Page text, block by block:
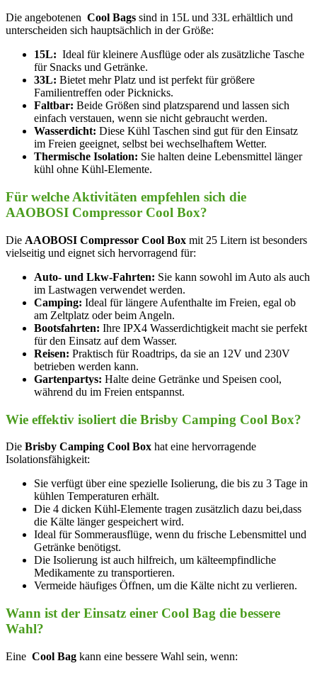
Die angebotenen ‌ Cool Bags sind ⁤in 15L ⁢und 33L erhältlich ⁢und
unterscheiden sich hauptsächlich in der Größe:
15L: ​ Ideal für kleinere Ausflüge oder als‌ zusätzliche Tasche
für Snacks und Getränke.
33L: Bietet​ mehr Platz und ist perfekt für⁤ größere
Familientreffen oder​ Picknicks.
Faltbar: Beide Größen sind platzsparend und lassen sich
einfach‍ verstauen, wenn sie nicht gebraucht werden.
Wasserdicht: Diese‍ Kühl Taschen sind gut ‍für den Einsatz
im Freien geeignet, selbst⁤ bei ⁤wechselhaftem Wetter.
Thermische Isolation: Sie halten deine Lebensmittel länger
kühl ohne​ Kühl-Elemente.
Für welche Aktivitäten empfehlen sich die
AAOBOSI Compressor Cool Box?
Die AAOBOSI‌ Compressor Cool ‌Box mit⁤ 25 Litern ist besonders
vielseitig und eignet sich hervorragend für:
Auto- und⁤ Lkw-Fahrten: Sie kann sowohl im Auto als auch
im Lastwagen ‌verwendet werden.
Camping: Ideal für längere‍ Aufenthalte‌ im Freien, egal ob
am ‍Zeltplatz oder beim Angeln.
Bootsfahrten: Ihre IPX4 Wasserdichtigkeit macht sie perfekt
für den Einsatz auf ‌dem Wasser.
Reisen: Praktisch für ⁢Roadtrips, da ⁤sie an 12V und 230V
betrieben werden kann.
Gartenpartys: Halte ⁢deine ‍Getränke und‌ Speisen cool,
während du im⁤ Freien entspannst.
Wie effektiv isoliert ⁣die Brisby Camping Cool Box?
Die Brisby Camping Cool Box ‍hat eine hervorragende
Isolationsfähigkeit:
Sie verfügt ⁢über ⁤eine spezielle Isolierung, die⁢ bis zu 3⁢ Tage in ​
kühlen Temperaturen erhält.
Die​ 4 ⁢dicken Kühl-Elemente tragen zusätzlich dazu bei,dass
die Kälte länger gespeichert ⁣wird.
Ideal für ⁣Sommerausflüge, wenn⁣ du frische Lebensmittel und
Getränke benötigst.
Die Isolierung⁢ ist ⁢auch hilfreich, um kälteempfindliche
Medikamente zu transportieren.
Vermeide häufiges Öffnen, um die Kälte nicht zu verlieren.
Wann ist der Einsatz einer Cool​ Bag die bessere
Wahl?
Eine ‍ Cool Bag kann eine bessere ‌Wahl‍ sein, wenn: